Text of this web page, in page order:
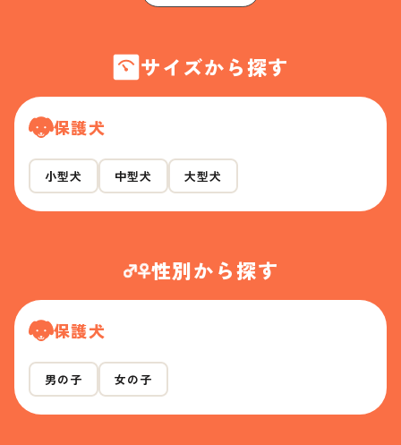
サイズから探す
保護犬
小型犬 中型犬 大型犬
性別から探す
保護犬
男の子 女の子